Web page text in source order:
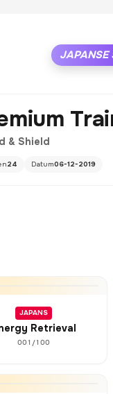
JAPANSE
& Shield
24 Datum06-12-2019
JAPANS
Retrieval
001/100